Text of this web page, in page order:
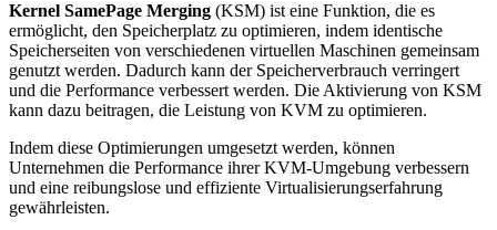
Kernel SamePage Merging (KSM) ist eine Funktion, die es
ermöglicht, den Speicherplatz zu optimieren, indem identische
Speicherseiten von verschiedenen virtuellen Maschinen gemeinsam
genutzt werden. Dadurch kann der Speicherverbrauch verringert
und die Performance verbessert werden. Die Aktivierung von KSM
kann dazu beitragen, die Leistung von KVM zu optimieren.
Indem diese Optimierungen umgesetzt werden, können
Unternehmen die Performance ihrer KVM-Umgebung verbessern
und eine reibungslose und effiziente Virtualisierungserfahrung
gewährleisten.